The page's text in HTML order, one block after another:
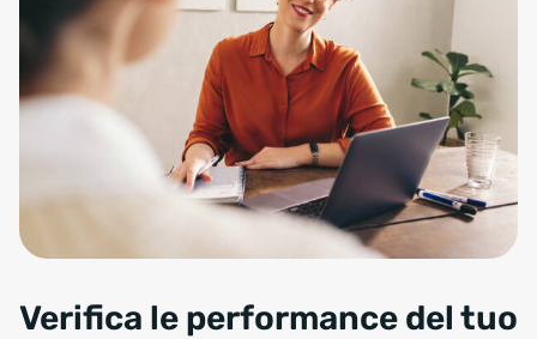
Verifica le performance del tuo